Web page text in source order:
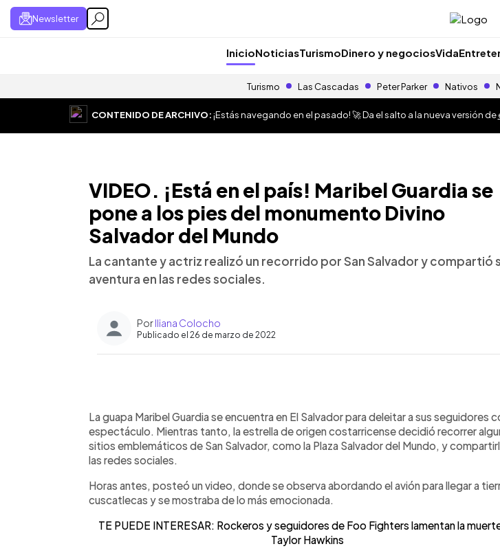
Newsletter
InicioNoticiasTurismoDinero y negociosVida
Turismo Las Cascadas Peter Parker Nativos
CONTENIDO DE ARCHIVO:¡Estás navegando en el pasado! 🚀 Da el salto a la nueva versión de
VIDEO. ¡Está en el país! Maribel Guardia se
pone a los pies del monumento Divino
Salvador del Mundo
La cantante y actriz realizó un recorrido por San Salvador y compartió
aventura en las redes sociales.
PorIliana Colocho
Publicado el 26 de marzo de 2022
► Escuchar artículo
La guapa Maribel Guardia se encuentra en El Salvador para deleitar a sus seguidores
espectáculo. Mientras tanto, la estrella de origen costarricense decidió recorrer
sitios emblemáticos de San Salvador, como la Plaza Salvador del Mundo, y
las redes sociales.
Horas antes, posteó un video, donde se observa abordando el avión para llegar a
cuscatlecas y se mostraba de lo más emocionada.
TE PUEDE INTERESAR: Rockeros y seguidores de Foo Fighters lamentan la
Taylor Hawkins